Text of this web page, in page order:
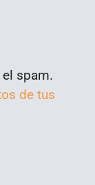
spam.
de tus